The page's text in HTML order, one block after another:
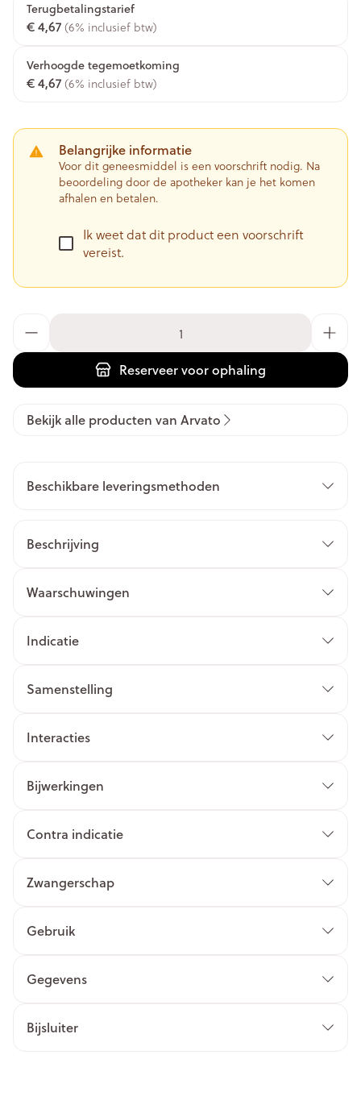
Terugbetalingstarief
€ 4,67(6% inclusief btw)
Verhoogde tegemoetkoming
€ 4,67(6% inclusief btw)
Belangrijke informatie
Voor dit geneesmiddel is een voorschrift nodig. Na
beoordeling door de apotheker kan je het komen
afhalen en betalen.
Ik weet dat dit product een voorschrift
vereist.
Reserveervoor ophaling
Bekijk alle producten van Arvato
Beschikbare leveringsmethoden
Beschrijving
Waarschuwingen
Indicatie
Samenstelling
Interacties
Bijwerkingen
Contra indicatie
Zwangerschap
Gebruik
Gegevens
Bijsluiter